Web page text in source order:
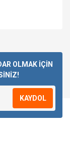
OLMAK İÇİN
KAYDOL